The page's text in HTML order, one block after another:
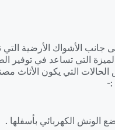
الأشواك الأرضية
تساعد في توفير
الحالات التي يكون
:-
الونش الكهربائي بأسفلها .